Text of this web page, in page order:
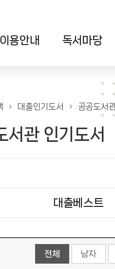
용안내 독서마당
대출인기도서 공공도서
서관 인기도서
대출베스트
전체 남자